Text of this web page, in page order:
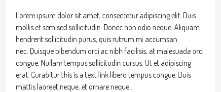
Lorem ipsum dolor sit amet, consectetur adipiscing elit. Duis
mollis et sem sed sollicitudin. Donec non odio neque. Aliquam
hendrerit sollicitudin purus, quis rutrum mi accumsan
nec. Quisque bibendum orci ac nibh facilisis, at malesuada orci
congue. Nullam tempus sollicitudin cursus. Ut et adipiscing
erat. Curabitur this is a text link libero tempus congue. Duis
mattis laoreet neque, et ornare neque...